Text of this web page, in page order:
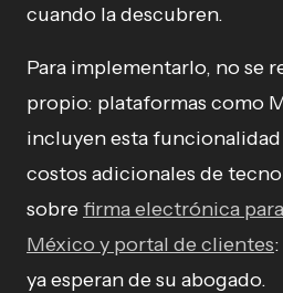
cuando la descubren.
Para implementarlo, no se
propio: plataformas como
incluyen esta funcionalidad
costos adicionales de
sobrefirma electrónica
México y portal de clientes
ya esperan de su abogado.